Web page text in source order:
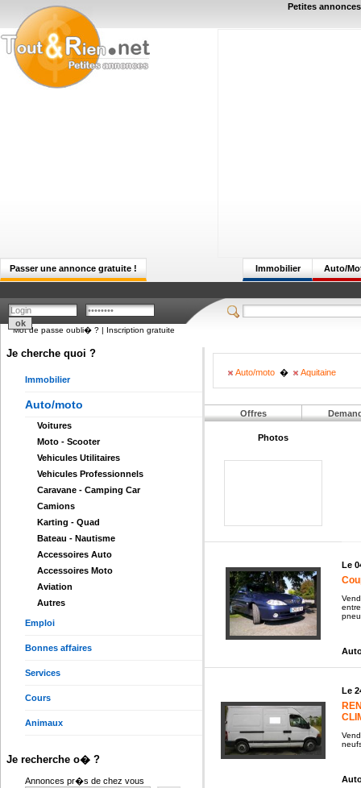
Petites
Passer une annonce gratuite ! Auto/
Immobilier
Mot de passe oubli� ? | Inscription gratuite
Je cherche quoi ?
Immobilier
Auto/moto
Voitures
Moto - Scooter
Vehicules Utilitaires
Vehicules Professionnels
Caravane - Camping Car
Camions
Karting - Quad
Bateau - Nautisme
Accessoires Auto
Accessoires Moto
Aviation
Autres
Emploi
Bonnes affaires
Services
Cours
Animaux
Je recherche o� ?
Annonces pr�s de chez vous
Auto/moto � Aquitaine
Offres
Photos
Le
Le